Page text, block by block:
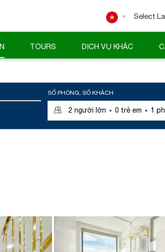
TOURS DỊCH VỤ KHÁC
SỐ PHÒNG, SỐ KHÁCH
2 người lớn · 0 trẻ em · 1